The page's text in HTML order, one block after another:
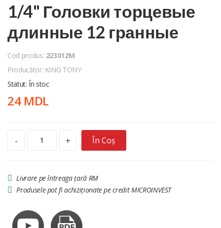
1/4" Головки торцевые
длинные 12 гранные
Cod produs: 223012M
Producător: KING TONY
Statut: În stoc
24 MDL
- + În Coș
Livrare pe întreaga țară RM
Produsele pot fi achiziționate pe credit MICROINVEST